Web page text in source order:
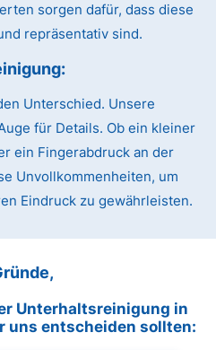
sorgen dafür, dass diese
repräsentativ sind.
Unterschied. Unsere
für Details. Ob ein kleiner
ein Fingerabdruck an der
Unvollkommenheiten, um
Eindruck zu gewährleisten.
Unterhaltsreinigung in
uns entscheiden sollten: